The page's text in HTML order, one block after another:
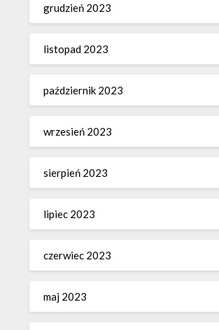
grudzień 2023
listopad 2023
październik 2023
wrzesień 2023
sierpień 2023
lipiec 2023
czerwiec 2023
maj 2023